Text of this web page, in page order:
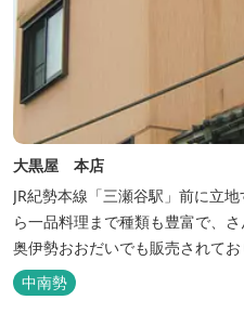
大黒屋 本店
JR紀勢本線「三瀬谷駅」前に立
ら一品料理まで種類も豊富で、
奥伊勢おおだいでも販売されてお
中南勢